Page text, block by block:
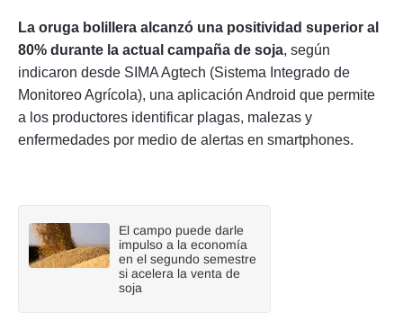
La oruga bolillera alcanzó una positividad superior al
80% durante la actual campaña de soja, según
indicaron desde SIMA Agtech (Sistema Integrado de
Monitoreo Agrícola), una aplicación Android que permite
a los productores identificar plagas, malezas y
enfermedades por medio de alertas en smartphones.
El campo puede darle
impulso a la economía
en el segundo semestre
si acelera la venta de
soja